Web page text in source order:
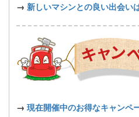
→ 新しいマシンとの良い出会い
→ 現在開催中のお得なキャンペ